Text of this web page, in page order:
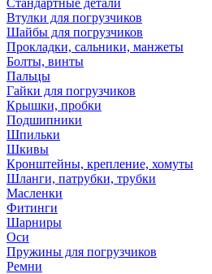
Стандартные детали
Втулки для погрузчиков
Шайбы для погрузчиков
Прокладки, сальники, манжеты
Болты, винты
Пальцы
Гайки для погрузчиков
Крышки, пробки
Подшипники
Шпильки
Шкивы
Кронштейны, крепление, хомуты
Шланги, патрубки, трубки
Масленки
Фитинги
Шарниры
Оси
Пружины для погрузчиков
Ремни